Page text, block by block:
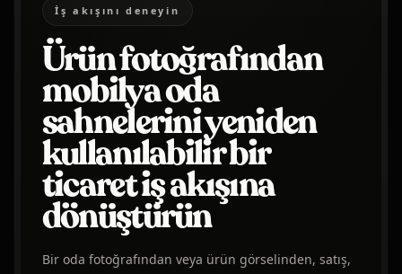
İş akışını deneyin
Ürün fotoğrafından
mobilya oda
sahnelerini yeniden
kullanılabilir bir
ticaret iş akışına
dönüştürün
Bir oda fotoğrafından veya ürün görselinden, satış,